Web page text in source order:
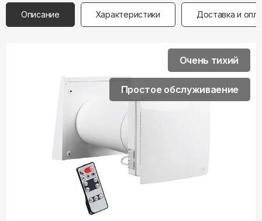
Описание Характеристики Доставка и
Очень тихий
Простое обслуживаение